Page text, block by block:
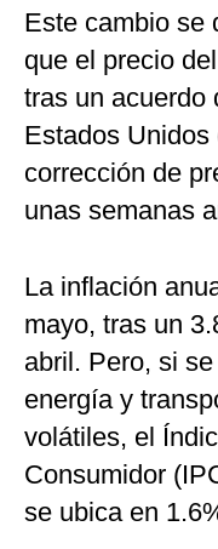
Este cambio se
que el precio
tras un acuerdo
Estados
corrección de
unas semanas
La inflación
mayo, tras un
abril. Pero, si
energía y
volátiles, el
Consumidor
se ubica en